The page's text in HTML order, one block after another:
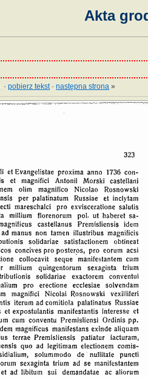
Akta
·pobierz tekst·następna strona »